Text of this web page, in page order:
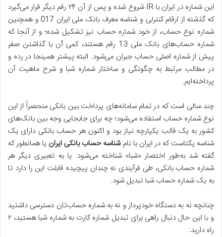
این شماره در ایران با IR شروع شده و پس از آن ۲۴ رقم دیگر قرار می‌گیرد
که گذشته از ارقام کنترلی و شناسه معرف بانک ملی ایران 017 و همچنین
شماره نوع حساب، از خود شماره حساب نیز تشکیل شده؛ و از آنجا که
شماره حساب‌های بانک ملی 13 رقم هستند، کمی آن با گذاشتن صفر
پیش از شماره‌ اصلی حساب جبران می‌شود. البته پیشتر همینجا در رده و
در مطالب مرتبط به چگونگی و ساختار شماره شبا و شرح ماهیت آن
پرداخته‌ایم.
چند سالی است که در تمام سامانه‌های پرداخت بین بانکی منحصراً از این
نوع شماره حساب استفاده می‌شود؛ چه برای جابجایی وجه بین بانک‌های
کشور به یک قالب یکپارچه نیاز بود و اکنون هر حساب بانکی دارای یک
شناسه یکتاست که در ایران با نامشناسه حساب بانکی ایران یا همانطور که
گفته شد به‌طور اختصار «شبا» شناخته می‌شود. یا به تعبیری دیگر هر
شماره حساب بانکی، طی فرآیندی نه چندان پیچیده قابلت این را دارد تا
به یک شماره حساب شبا تبدیل شود.
چنانچه نه به دستگاه خودپرداز و نه به شماره حساب‌تان دسترسی داشتید
و با این حال دنبال راهی برای تبدیل شماره کارت به شماره شبا هستید، ۲
راه دارید: